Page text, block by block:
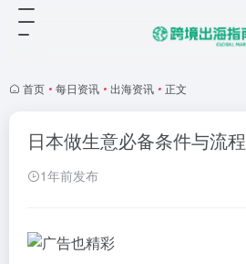
首页 • 每日资讯 • 出海资讯 • 正文
日本做生意必备条件与流程
1年前发布